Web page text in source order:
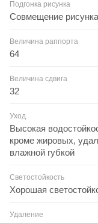
Подгонка рисунка
Совмещение
Величина раппорта
64
Величина сдвига
32
Уход
Высокая
кроме жировых,
влажной губкой
Светостойкость
Хорошая
Удаление